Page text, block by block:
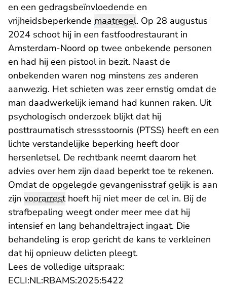
en een gedragsbeïnvloedende en
vrijheidsbeperkende maatregel. Op 28 augustus
2024 schoot hij in een fastfoodrestaurant in
Amsterdam-Noord op twee onbekende personen
en had hij een pistool in bezit. Naast de
onbekenden waren nog minstens zes anderen
aanwezig. Het schieten was zeer ernstig omdat de
man daadwerkelijk iemand had kunnen raken. Uit
psychologisch onderzoek blijkt dat hij
posttraumatisch stressstoornis (PTSS) heeft en een
lichte verstandelijke beperking heeft door
hersenletsel. De rechtbank neemt daarom het
advies over hem zijn daad beperkt toe te rekenen.
Omdat de opgelegde gevangenisstraf gelijk is aan
zijn voorarresthoeft hij niet meer de cel in. Bij de
strafbepaling weegt onder meer mee dat hij
intensief en lang behandeltraject ingaat. Die
behandeling is erop gericht de kans te verkleinen
dat hij opnieuw delicten pleegt.
Lees de volledige uitspraak:
ECLI:NL:RBAMS:2025:5422